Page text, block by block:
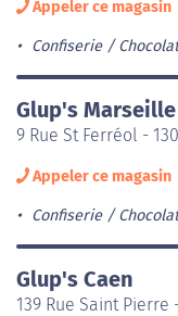
Appeler ce magasin
Confiserie /
Glup's
9 Rue St Ferréol -
Appeler ce magasin
Confiserie /
Glup's Caen
139 Rue Saint Pierre